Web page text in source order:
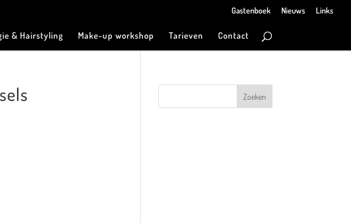
Gastenboek Nieuws Links
& Hairstyling Make-up workshop Tarieven Contact